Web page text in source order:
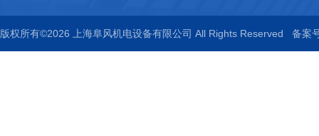
版权所有©2026 上海阜风机电设备有限公司 All Rights Reserved 备案